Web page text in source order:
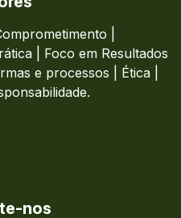
|
| Foco em Resultados
e processos | Ética |
nos